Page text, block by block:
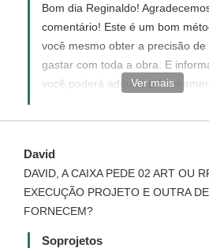
Bom dia Reginaldo!
comentário! Este é um bom
você mesmo obter a precisão de
gastar com toda a obra. E
você poderá adquirir
resultado com os valores você
Arquitetônico e demais itens
presentes em nosso site!
dúvidas!
Ver mais
David
DAVID, A CAIXA PEDE 02 ART OU
EXECUÇÃO PROJETO E OUTRA
FORNECEM?
Soprojetos